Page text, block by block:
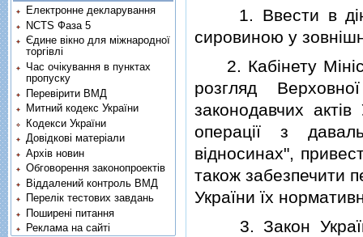
1. Ввести в
сировиною у
2. Кабiнету
розгляд
законодавчих
операцiї з
вiдносинах",
також забезпечити
України їх
3. Закон
Електронне декларування
NCTS Фаза 5
Єдине вікно для міжнародної
торгівлі
Час очікування в пунктах
пропуску
Перевірити ВМД
Митний кодекс України
Кодекси України
Довідкові матеріали
Архів новин
Обговорення законопроектів
Віддалений контроль ВМД
Перелік тестових завдань
Поширені питання
Реклама на сайті